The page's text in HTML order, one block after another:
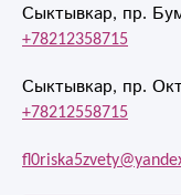
Сыктывкар, пр.
+78212358715
Сыктывкар, пр.
+78212558715